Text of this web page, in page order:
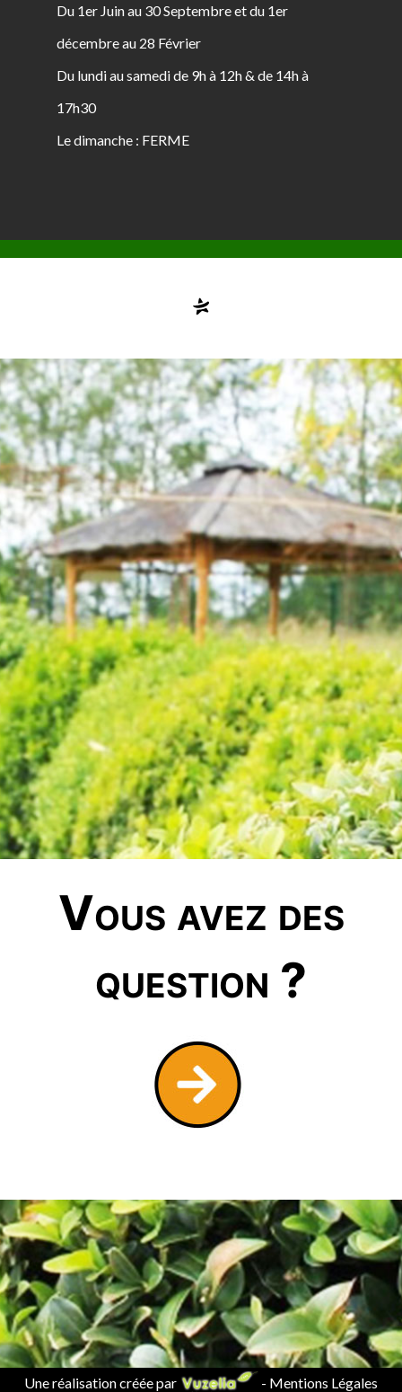
Du 1er Juin au 30 Septembre et du 1er
décembre au 28 Février
Du lundi au samedi de 9h à 12h & de 14h à
17h30
Le dimanche : FERME
Vous avez des
question ?
Une réalisation créée par - Mentions Légales